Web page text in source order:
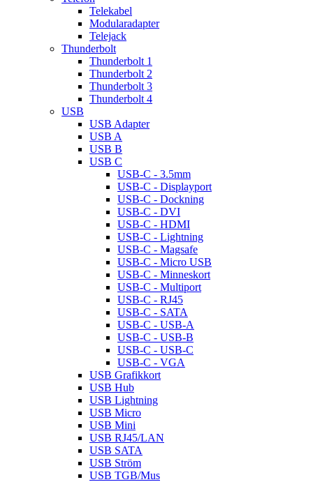
Telekabel
Modularadapter
Telejack
Thunderbolt
Thunderbolt 1
Thunderbolt 2
Thunderbolt 3
Thunderbolt 4
USB
USB Adapter
USB A
USB B
USB C
USB-C - 3.5mm
USB-C - Displayport
USB-C - Dockning
USB-C - DVI
USB-C - HDMI
USB-C - Lightning
USB-C - Magsafe
USB-C - Micro USB
USB-C - Minneskort
USB-C - Multiport
USB-C - RJ45
USB-C - SATA
USB-C - USB-A
USB-C - USB-B
USB-C - USB-C
USB-C - VGA
USB Grafikkort
USB Hub
USB Lightning
USB Micro
USB Mini
USB RJ45/LAN
USB SATA
USB Ström
USB TGB/Mus